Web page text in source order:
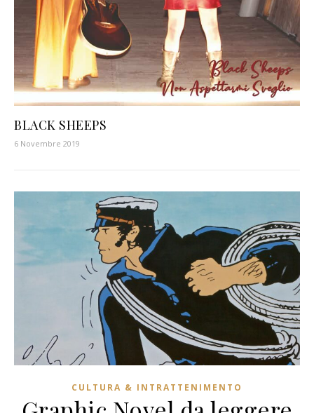
BLACK SHEEPS
6 Novembre 2019
CULTURA & INTRATTENIMENTO